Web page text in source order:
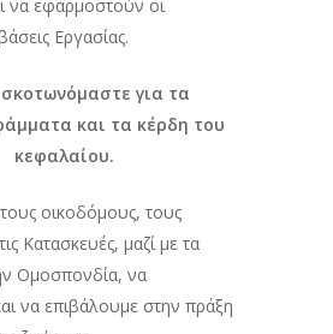
να εφαρμοστούν οι
Εργασίας.
για τα
και τα κέρδη του
κεφαλαίου.
οικοδόμους, τους
Κατασκευές, μαζί με τα
Ομοσπονδία, να
να επιβάλουμε στην πράξη